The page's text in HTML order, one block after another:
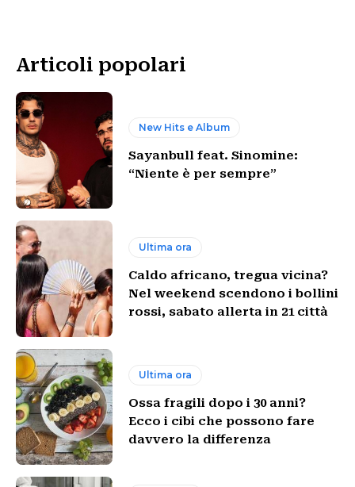
Articoli popolari
New Hits e Album
Sayanbull feat. Sinomine:
“Niente è per sempre”
Ultima ora
Caldo africano, tregua vicina?
Nel weekend scendono i bollini
rossi, sabato allerta in 21 città
Ultima ora
Ossa fragili dopo i 30 anni?
Ecco i cibi che possono fare
davvero la differenza